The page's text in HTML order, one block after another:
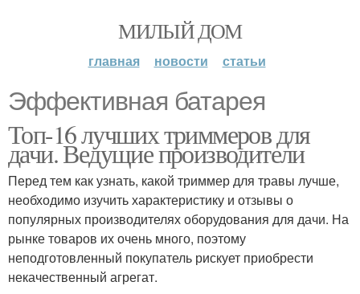
МИЛЫЙ ДОМ
главная новости статьи
Эффективная батарея
Топ-16 лучших триммеров для
дачи. Ведущие производители
Перед тем как узнать, какой триммер для травы лучше,
необходимо изучить характеристику и отзывы о
популярных производителях оборудования для дачи. На
рынке товаров их очень много, поэтому
неподготовленный покупатель рискует приобрести
некачественный агрегат.